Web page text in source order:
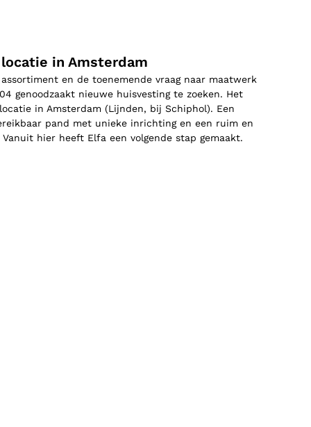
in Amsterdam
en de toenemende vraag naar maatwerk
genoodzaakt nieuwe huisvesting te zoeken. Het
in Amsterdam (Lijnden, bij Schiphol). Een
pand met unieke inrichting en een ruim en
hier heeft Elfa een volgende stap gemaakt.